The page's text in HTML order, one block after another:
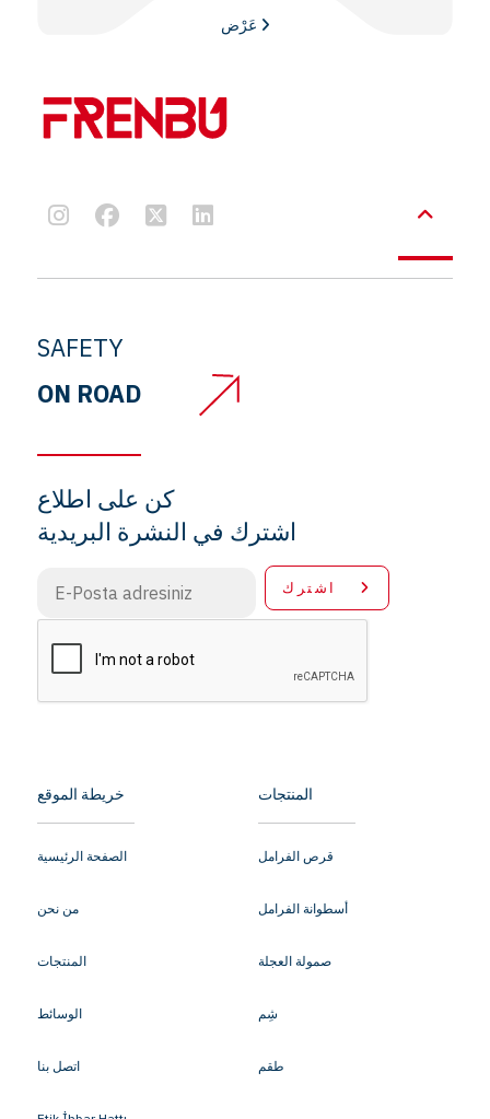
SAFETY
ON ROAD
كن على اطلاع
اشترك في النشرة البريدية
خريطة الموقع
الصفحة الرئيسية
من نحن
المنتجات
الوسائط
اتصل بنا
المنتجات
قرص الفرامل
أسطوانة الفرامل
صمولة العجلة
شِم
طقم